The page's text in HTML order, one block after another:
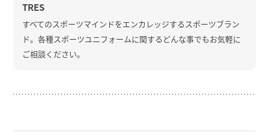
TRES
すべてのスポーツマインドをエンカレッジするスポーツブラン
ド。各種スポーツユニフォームに関するどんな事でもお気軽に
ご相談ください。